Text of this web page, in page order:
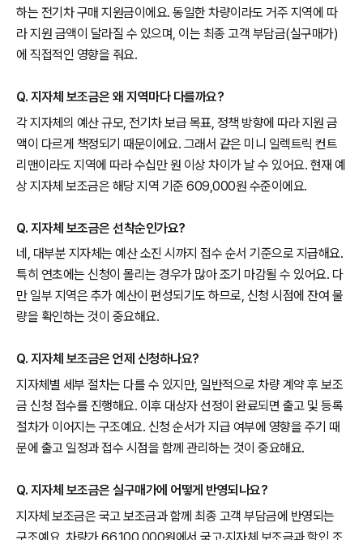
하는 전기차 구매 지원금이에요. 동일한 차량이라도 거주 지역에 따
라 지원 금액이 달라질 수 있으며, 이는 최종 고객 부담금(실구매가)
에 직접적인 영향을 줘요.
Q. 지자체 보조금은 왜 지역마다 다를까요?
각 지자체의 예산 규모, 전기차 보급 목표, 정책 방향에 따라 지원 금
액이 다르게 책정되기 때문이에요. 그래서 같은 미니 일렉트릭 컨트
리맨이라도 지역에 따라 수십만 원 이상 차이가 날 수 있어요. 현재 예
상 지자체 보조금은 해당 지역 기준 609,000원 수준이에요.
Q. 지자체 보조금은 선착순인가요?
네, 대부분 지자체는 예산 소진 시까지 접수 순서 기준으로 지급해요.
특히 연초에는 신청이 몰리는 경우가 많아 조기 마감될 수 있어요. 다
만 일부 지역은 추가 예산이 편성되기도 하므로, 신청 시점에 잔여 물
량을 확인하는 것이 중요해요.
Q. 지자체 보조금은 언제 신청하나요?
지자체별 세부 절차는 다를 수 있지만, 일반적으로 차량 계약 후 보조
금 신청 접수를 진행해요. 이후 대상자 선정이 완료되면 출고 및 등록
절차가 이어지는 구조예요. 신청 순서가 지급 여부에 영향을 주기 때
문에 출고 일정과 접수 시점을 함께 관리하는 것이 중요해요.
Q. 지자체 보조금은 실구매가에 어떻게 반영되나요?
지자체 보조금은 국고 보조금과 함께 최종 고객 부담금에 반영되는
구조예요. 차량가 66,100,000원에서 국고·지자체 보조금과 할인 조